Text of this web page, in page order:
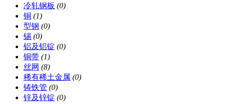
冷轧钢板 (0)
铜 (1)
型钢 (0)
锡 (0)
铝及铝锭 (0)
铜带 (1)
丝网 (8)
稀有稀土金属 (0)
铸铁管 (0)
锌及锌锭 (0)